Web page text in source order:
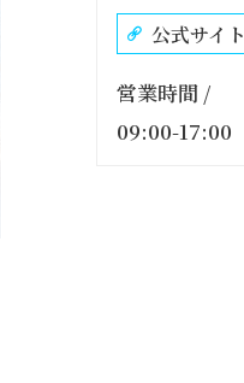
公式サイト
営業時間 /
09:00-17:00